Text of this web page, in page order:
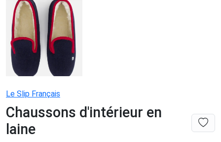
Le Slip Français
Chaussons d'intérieur en
laine